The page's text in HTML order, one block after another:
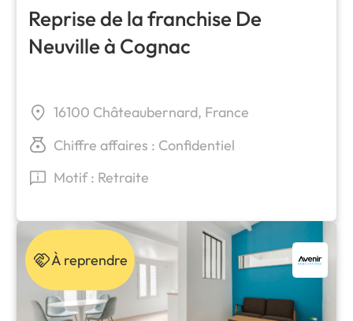
Reprise de la franchise De
Neuville à Cognac
16100 Châteaubernard, France
Chiffre affaires : Confidentiel
Motif : Retraite
À reprendre